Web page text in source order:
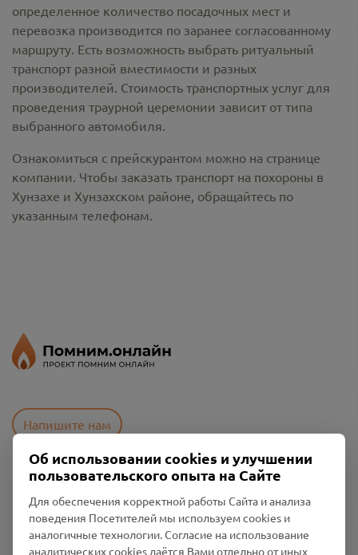
определенное количество посадочных мест и
перевозка производится по заранее согласованному
маршруту. Есть возможность выбрать ритуальный
транспорт разной вместимости и разных
производителей. Стоимость транспортных услуг для
проведения траурной церемонии зависит от типа
выбранного автомобиля.
Ознакомиться с прейскурантом можно на странице
компании. Чтобы заказать транспорт на похороны в
Хунзахе и Хунзахском районе, обращайтесь по
указанным телефонам.
Напишите нам
Политика конфиденциальности
Промо-материалы
Об использовании cookies и улучшении
пользовательского опыта на Сайте
Для обеспечения корректной работы Сайта и анализа
поведения Посетителей мы используем cookies и
аналогичные технологии. Согласие на использование
аналитических cookies даётся Вами отдельно от иных